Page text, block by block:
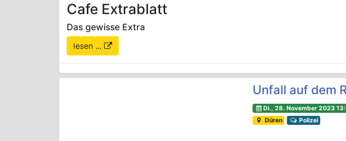
Cafe Extrablatt
Das gewisse Extra
lesen ...
Unfall auf dem
Di., 28. November 2023
Düren
Polizei